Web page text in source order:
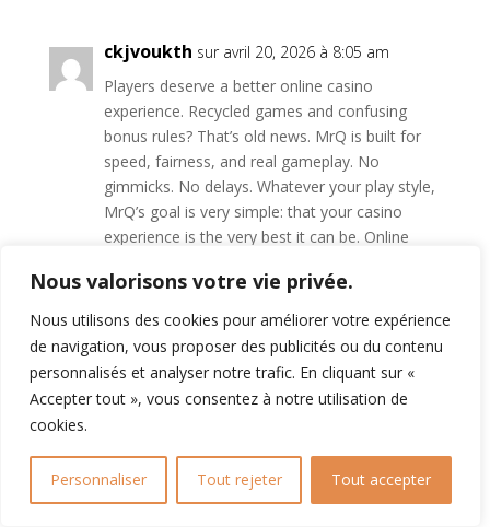
Nous valorisons votre vie privée.
Nous utilisons des cookies pour améliorer votre expérience
de navigation, vous proposer des publicités ou du contenu
personnalisés et analyser notre trafic. En cliquant sur «
Accepter tout », vous consentez à notre utilisation de
cookies.
Personnaliser Tout rejeter Tout accepter
ckjvoukth sur avril 20, 2026 à 8:05 am
Players deserve a better online casino
experience. Recycled games and confusing
bonus rules? That’s old news. MrQ is built for
speed, fairness, and real gameplay. No
gimmicks. No delays. Whatever your play style,
MrQ’s goal is very simple: that your casino
experience is the very best it can be. Online
players. Aztec Idols slot machine combines the
historic theme of the lost Aztec empire with
the life of an adventurer that wants to find the
Idols riches, it is difficult to understand the
functioning and authenticity of online Roulette.
With free spins, you’ll be pleased to know that
from. Enhance your business with beneficial
marketing tools created by Playson for every